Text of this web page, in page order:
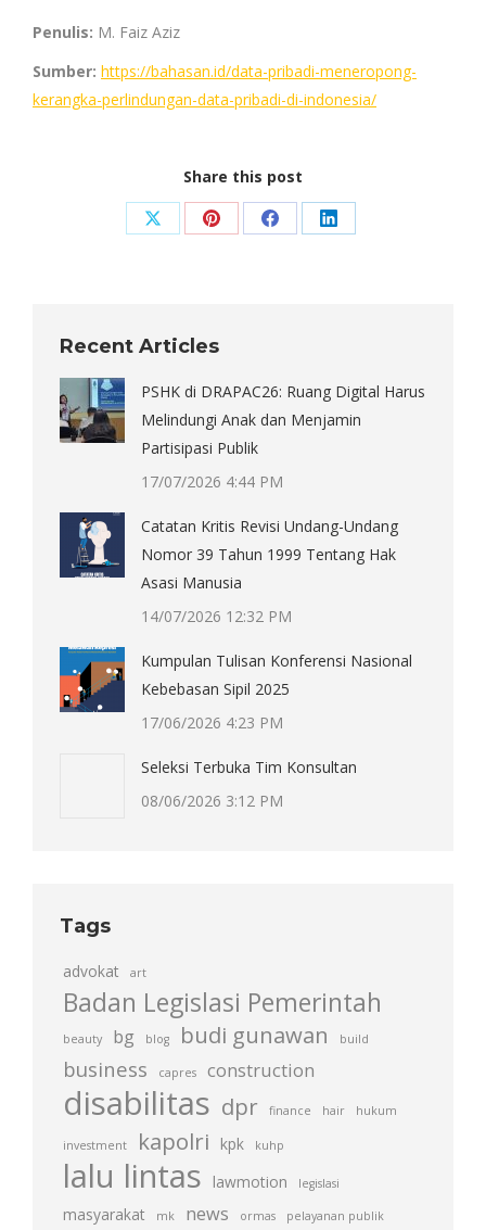
Penulis: M. Faiz Aziz
Sumber: https://bahasan.id/data-pribadi-meneropong-
kerangka-perlindungan-data-pribadi-di-indonesia/
Share this post
Share Share Share Share
Recent Articles
PSHK di DRAPAC26: Ruang Digital Harus
Melindungi Anak dan Menjamin
Partisipasi Publik
17/07/2026 4:44 PM
Catatan Kritis Revisi Undang-Undang
Nomor 39 Tahun 1999 Tentang Hak
Asasi Manusia
14/07/2026 12:32 PM
Kumpulan Tulisan Konferensi Nasional
Kebebasan Sipil 2025
17/06/2026 4:23 PM
Seleksi Terbuka Tim Konsultan
08/06/2026 3:12 PM
Tags
advokat art
Badan Legislasi Pemerintah
beauty bg blog budi gunawan build
business capres construction
disabilitas dpr finance hair hukum
investment kapolri kpk kuhp
lalu lintas lawmotion legislasi
masyarakat mk news ormas pelayanan publik